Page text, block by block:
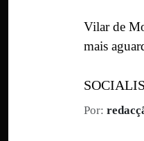
Vilar de
mais
Por: